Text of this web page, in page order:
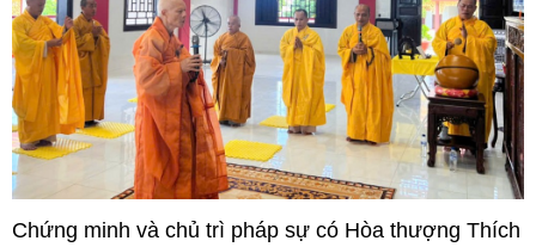
Chứng minh và chủ trì pháp sự có Hòa thượng Thích